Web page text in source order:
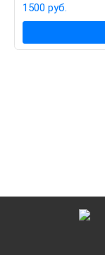
1500 руб.